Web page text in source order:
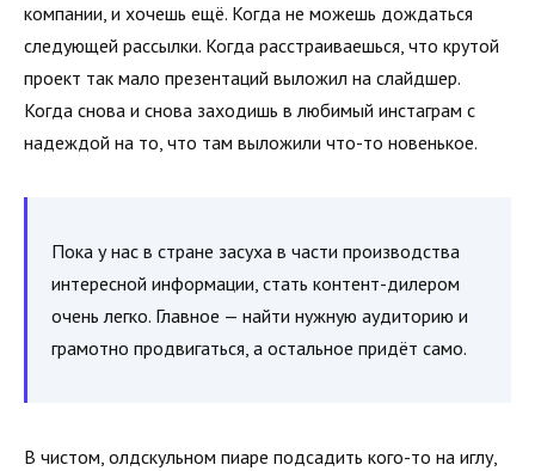
компании, и хочешь ещё. Когда не можешь дождаться
следующей рассылки. Когда расстраиваешься, что крутой
проект так мало презентаций выложил на слайдшер.
Когда снова и снова заходишь в любимый инстаграм с
надеждой на то, что там выложили что-то новенькое.
Пока у нас в стране засуха в части производства
интересной информации, стать контент-дилером
очень легко. Главное — найти нужную аудиторию и
грамотно продвигаться, а остальное придёт само.
В чистом, олдскульном пиаре подсадить кого-то на иглу,